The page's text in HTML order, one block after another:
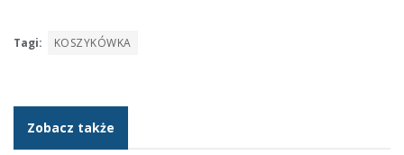
Tagi: KOSZYKÓWKA
Zobacz także